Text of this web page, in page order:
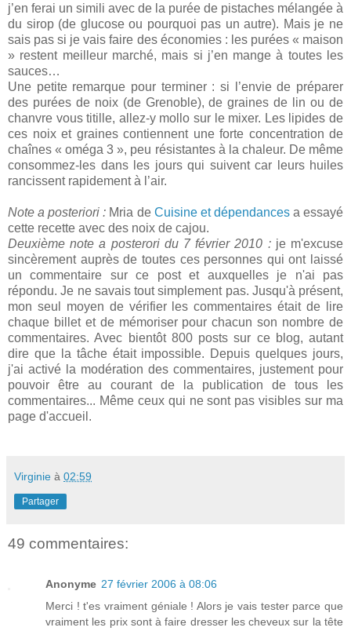
j’en ferai un simili avec de la purée de pistaches mélangée à
du sirop (de glucose ou pourquoi pas un autre). Mais je ne
sais pas si je vais faire des économies : les purées « maison
» restent meilleur marché, mais si j’en mange à toutes les
sauces…
Une petite remarque pour terminer : si l’envie de préparer
des purées de noix (de Grenoble), de graines de lin ou de
chanvre vous titille, allez-y mollo sur le mixer. Les lipides de
ces noix et graines contiennent une forte concentration de
chaînes « oméga 3 », peu résistantes à la chaleur. De même
consommez-les dans les jours qui suivent car leurs huiles
rancissent rapidement à l’air.
Note a posteriori : Mria de Cuisine et dépendancesa essayé
cette recette avec des noix de cajou.
Deuxième note a posterori du 7 février 2010 :je m'excuse
sincèrement auprès de toutes ces personnes qui ont laissé
un commentaire sur ce post et auxquelles je n'ai pas
répondu. Je ne savais tout simplement pas. Jusqu'à présent,
mon seul moyen de vérifier les commentaires était de lire
chaque billet et de mémoriser pour chacun son nombre de
commentaires. Avec bientôt 800 posts sur ce blog, autant
dire que la tâche était impossible. Depuis quelques jours,
j'ai activé la modération des commentaires, justement pour
pouvoir être au courant de la publication de tous les
commentaires... Même ceux qui ne sont pas visibles sur ma
page d'accueil.
Virginie à 02:59
Partager
49 commentaires:
Anonyme 27 février 2006 à 08:06
Merci ! t'es vraiment géniale ! Alors je vais tester parce que
vraiment les prix sont à faire dresser les cheveux sur la tête